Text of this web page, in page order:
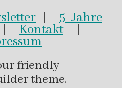
| 5 Jahre
| Kontakt|
friendly
theme.